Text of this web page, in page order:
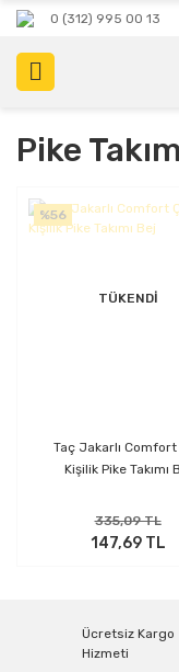
0 (312) 995 00 13
Pike
%56
TÜKENDİ
Taç Jakarlı
Kişilik Pike Takımı
335,09 TL
147,69 TL
Ücretsiz Kargo
Hizmeti